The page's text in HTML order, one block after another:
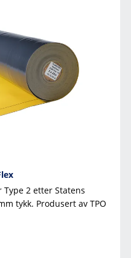
2 etter Statens
tykk. Produsert av TPO